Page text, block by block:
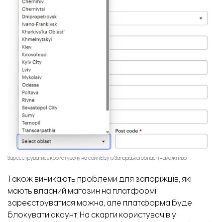
Зареєструватись користувачу на сайті Etsy із Запорізької області неможливо.
Також виникають проблеми для запоріжців, які
мають власний магазин на платформі:
зареєструватися можна, але платформа буде
блокувати акаунт. На скарги користувачів у